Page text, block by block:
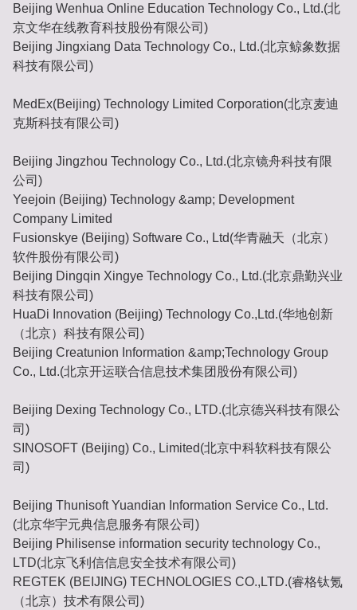
Beijing Wenhua Online Education Technology Co., Ltd.(北
京文华在线教育科技股份有限公司)
Beijing Jingxiang Data Technology Co., Ltd.(北京鲸象数据
科技有限公司)
MedEx(Beijing) Technology Limited Corporation(北京麦迪
克斯科技有限公司)
Beijing Jingzhou Technology Co., Ltd.(北京镜舟科技有限
公司)
Yeejoin (Beijing) Technology &amp; Development
Company Limited
Fusionskye (Beijing) Software Co., Ltd(华青融天（北京）
软件股份有限公司)
Beijing Dingqin Xingye Technology Co., Ltd.(北京鼎勤兴业
科技有限公司)
HuaDi Innovation (Beijing) Technology Co.,Ltd.(华地创新
（北京）科技有限公司)
Beijing Creatunion Information &amp;Technology Group
Co., Ltd.(北京开运联合信息技术集团股份有限公司)
Beijing Dexing Technology Co., LTD.(北京德兴科技有限公
司)
SINOSOFT (Beijing) Co., Limited(北京中科软科技有限公
司)
Beijing Thunisoft Yuandian Information Service Co., Ltd.
(北京华宇元典信息服务有限公司)
Beijing Philisense information security technology Co.,
LTD(北京飞利信信息安全技术有限公司)
REGTEK (BEIJING) TECHNOLOGIES CO.,LTD.(睿格钛氪
（北京）技术有限公司)